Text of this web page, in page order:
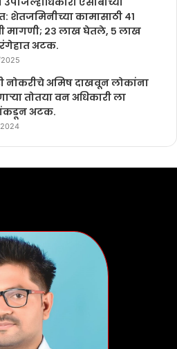
शेतजमिनीच्या कामासाठी ४१
मागणी; २३ लाख घेतले, ५ लाख
अटक.
नोकरीचे अमिष दाखवून लोकांना
तोतया वन अधिकारी ला
अटक.